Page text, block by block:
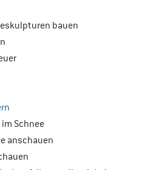
bauen
Schnee
anschauen